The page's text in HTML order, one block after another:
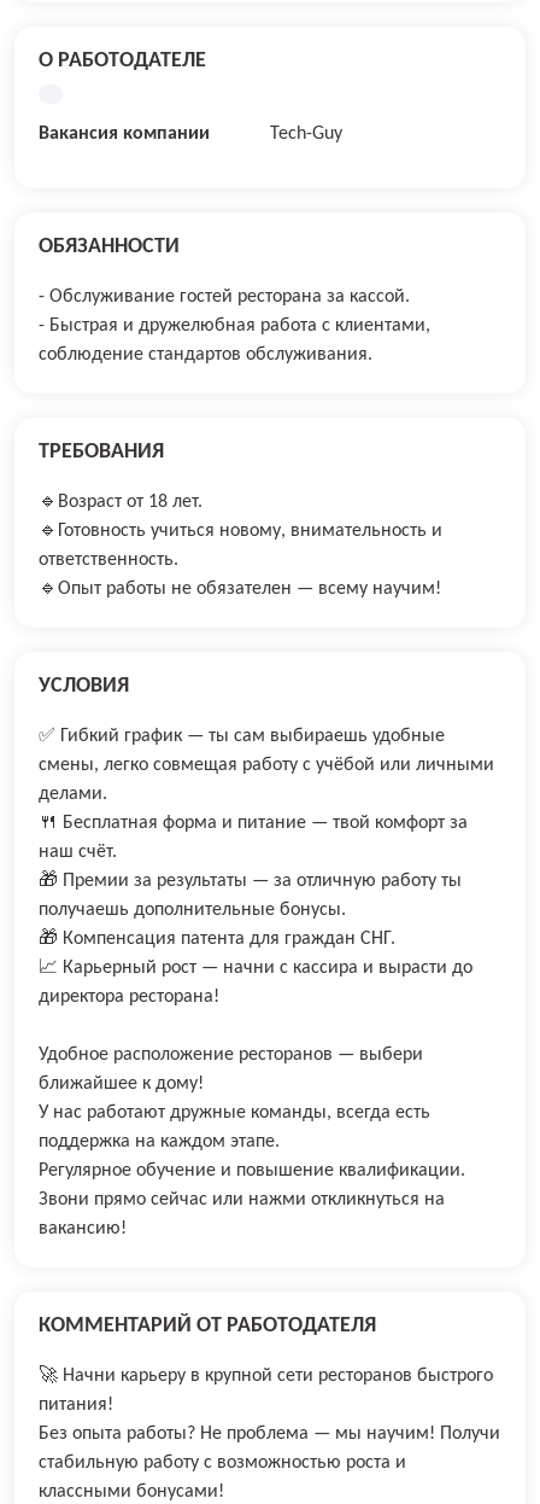
О РАБОТОДАТЕЛЕ
Вакансия компании Tech-Guy
ОБЯЗАННОСТИ
- Обслуживание гостей ресторана за кассой.
- Быстрая и дружелюбная работа с клиентами,
соблюдение стандартов обслуживания.
ТРЕБОВАНИЯ
🔹Возраст от 18 лет.
🔹Готовность учиться новому, внимательность и
ответственность.
🔹Опыт работы не обязателен — всему научим!
УСЛОВИЯ
✅ Гибкий график — ты сам выбираешь удобные
смены, легко совмещая работу с учёбой или личными
делами.
🍴 Бесплатная форма и питание — твой комфорт за
наш счёт.
🎁 Премии за результаты — за отличную работу ты
получаешь дополнительные бонусы.
🎁 Компенсация патента для граждан СНГ.
📈 Карьерный рост — начни с кассира и вырасти до
директора ресторана!
Удобное расположение ресторанов — выбери
ближайшее к дому!
У нас работают дружные команды, всегда есть
поддержка на каждом этапе.
Регулярное обучение и повышение квалификации.
Звони прямо сейчас или нажми откликнуться на
вакансию!
КОММЕНТАРИЙ ОТ РАБОТОДАТЕЛЯ
🚀 Начни карьеру в крупной сети ресторанов быстрого
питания!
Без опыта работы? Не проблема — мы научим! Получи
стабильную работу с возможностью роста и
классными бонусами!